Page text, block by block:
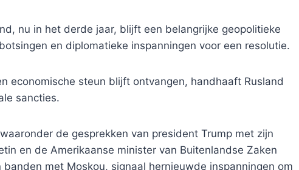
nu in het derde jaar, blijft een belangrijke geopolitieke
en diplomatieke inspanningen voor een resolutie.
economische steun blijft ontvangen, handhaaft Rusland
sancties.
de gesprekken van president Trump met zijn
en de Amerikaanse minister van Buitenlandse Zaken
met Moskou, signaal hernieuwde inspanningen om